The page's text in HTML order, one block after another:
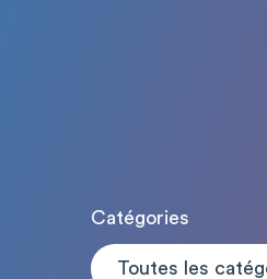
Catégories
Toutes les